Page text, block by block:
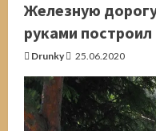
Териберка
Железную
руками
Drunky 25.06.2020